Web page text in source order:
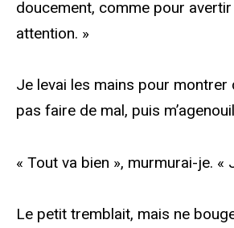
doucement, comme pour avertir
attention. »
Je levai les mains pour montrer
pas faire de mal, puis
« Tout va bien », murmurai-je. «
Le petit tremblait, mais ne